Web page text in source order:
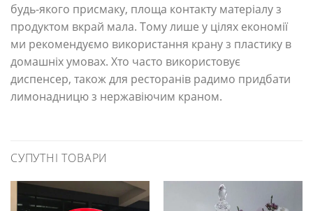
будь-якого присмаку, площа контакту матеріалу з
продуктом вкрай мала. Тому лише у цілях економії
ми рекомендуємо використання крану з пластику в
домашніх умовах. Хто часто використовує
диспенсер, також для ресторанів радимо придбати
лимонадницю з нержавіючим краном.
СУПУТНІ ТОВАРИ